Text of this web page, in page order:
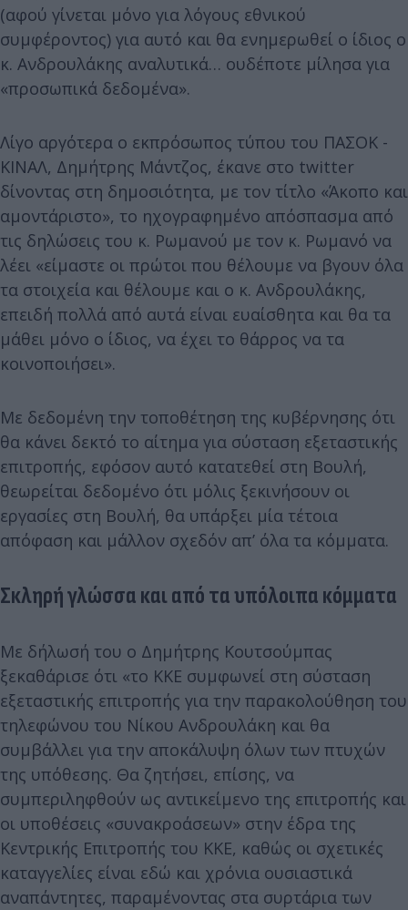
(αφού γίνεται μόνο για λόγους εθνικού
συμφέροντος) για αυτό και θα ενημερωθεί ο ίδιος ο
κ. Ανδρουλάκης αναλυτικά… ουδέποτε μίλησα για
«προσωπικά δεδομένα».
Λίγο αργότερα ο εκπρόσωπος τύπου του ΠΑΣΟΚ -
ΚΙΝΑΛ, Δημήτρης Μάντζος, έκανε στο twitter
δίνοντας στη δημοσιότητα, με τον τίτλο «Άκοπο και
αμοντάριστο», το ηχογραφημένο απόσπασμα από
τις δηλώσεις του κ. Ρωμανού με τον κ. Ρωμανό να
λέει «είμαστε οι πρώτοι που θέλουμε να βγουν όλα
τα στοιχεία και θέλουμε και ο κ. Ανδρουλάκης,
επειδή πολλά από αυτά είναι ευαίσθητα και θα τα
μάθει μόνο ο ίδιος, να έχει το θάρρος να τα
κοινοποιήσει».
Με δεδομένη την τοποθέτηση της κυβέρνησης ότι
θα κάνει δεκτό το αίτημα για σύσταση εξεταστικής
επιτροπής, εφόσον αυτό κατατεθεί στη Βουλή,
θεωρείται δεδομένο ότι μόλις ξεκινήσουν οι
εργασίες στη Βουλή, θα υπάρξει μία τέτοια
απόφαση και μάλλον σχεδόν απ’ όλα τα κόμματα.
Σκληρή γλώσσα και από τα υπόλοιπα κόμματα
Με δήλωσή του ο Δημήτρης Κουτσούμπας
ξεκαθάρισε ότι «το ΚΚΕ συμφωνεί στη σύσταση
εξεταστικής επιτροπής για την παρακολούθηση του
τηλεφώνου του Νίκου Ανδρουλάκη και θα
συμβάλλει για την αποκάλυψη όλων των πτυχών
της υπόθεσης. Θα ζητήσει, επίσης, να
συμπεριληφθούν ως αντικείμενο της επιτροπής και
οι υποθέσεις «συνακροάσεων» στην έδρα της
Κεντρικής Επιτροπής του ΚΚΕ, καθώς οι σχετικές
καταγγελίες είναι εδώ και χρόνια ουσιαστικά
αναπάντητες, παραμένοντας στα συρτάρια των